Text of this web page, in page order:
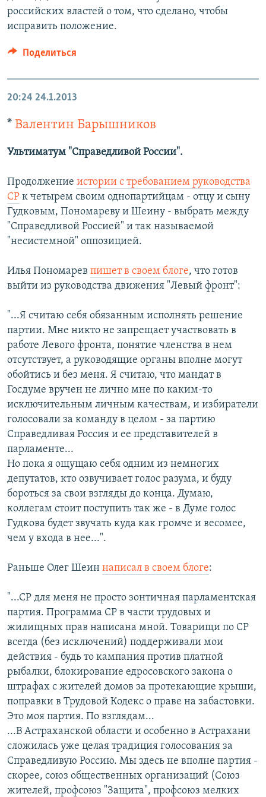
российских властей о том, что сделано, чтобы
исправить положение.
Поделиться
20:24 24.1.2013
* Валентин Барышников
Ультиматум "Справедливой России".
Продолжение истории с требованием руководства
СР к четырем своим однопартийцам - отцу и сыну
Гудковым, Пономареву и Шеину - выбрать между
"Справедливой Россией" и так называемой
"несистемной" оппозицией.
Илья Пономарев пишет в своем блоге, что готов
выйти из руководства движения "Левый фронт":
"...Я считаю себя обязанным исполнять решение
партии. Мне никто не запрещает участвовать в
работе Левого фронта, понятие членства в нем
отсутствует, а руководящие органы вполне могут
обойтись и без меня. Я считаю, что мандат в
Госдуме вручен не лично мне по каким-то
исключительным личным качествам, и избиратели
голосовали за команду в целом - за партию
Справедливая Россия и ее представителей в
парламенте...
Но пока я ощущаю себя одним из немногих
депутатов, кто озвучивает голос разума, и буду
бороться за свои взгляды до конца. Думаю,
коллегам стоит поступить так же - в Думе голос
Гудкова будет звучать куда как громче и весомее,
чем у входа в нее...".
Раньше Олег Шеин написал в своем блоге:
"...СР для меня не просто зонтичная парламентская
партия. Программа СР в части трудовых и
жилищных прав написана мной. Товарищи по СР
всегда (без исключений) поддерживали мои
действия - будь то кампания против платной
рыбалки, блокирование едросовского закона о
штрафах с жителей домов за протекающие крыши,
поправки в Трудовой Кодекс о праве на забастовки.
Это моя партия. По взглядам...
...В Астраханской области и особенно в Астрахани
сложилась уже целая традиция голосования за
Справедливую Россию. Мы здесь не вполне партия -
скорее, союз общественных организаций (Союз
жителей, профсоюз "Защита", профсоюз мелких